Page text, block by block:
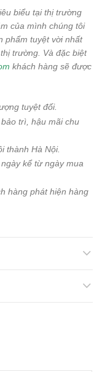
biểu tại thị trường
của mình chúng tôi
phẩm tuyệt vời nhất
trường. Và đặc biệt
khách hàng sẽ được
tuyệt đối.
trì, hậu mãi chu
thành Hà Nội.
kể từ ngày mua
hàng phát hiện hàng